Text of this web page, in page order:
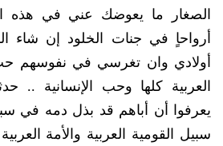
الصغار ما يعوضك عني في هذه
أرواحاٍ في جنات الخلود إن شاء
أولادي وان تغرسي في نفوسهم
العربية كلها وحب الإنسانية ..
يعرفوا أن أباهم قد بذل دمه في
سبيل القومية العربية والأمة